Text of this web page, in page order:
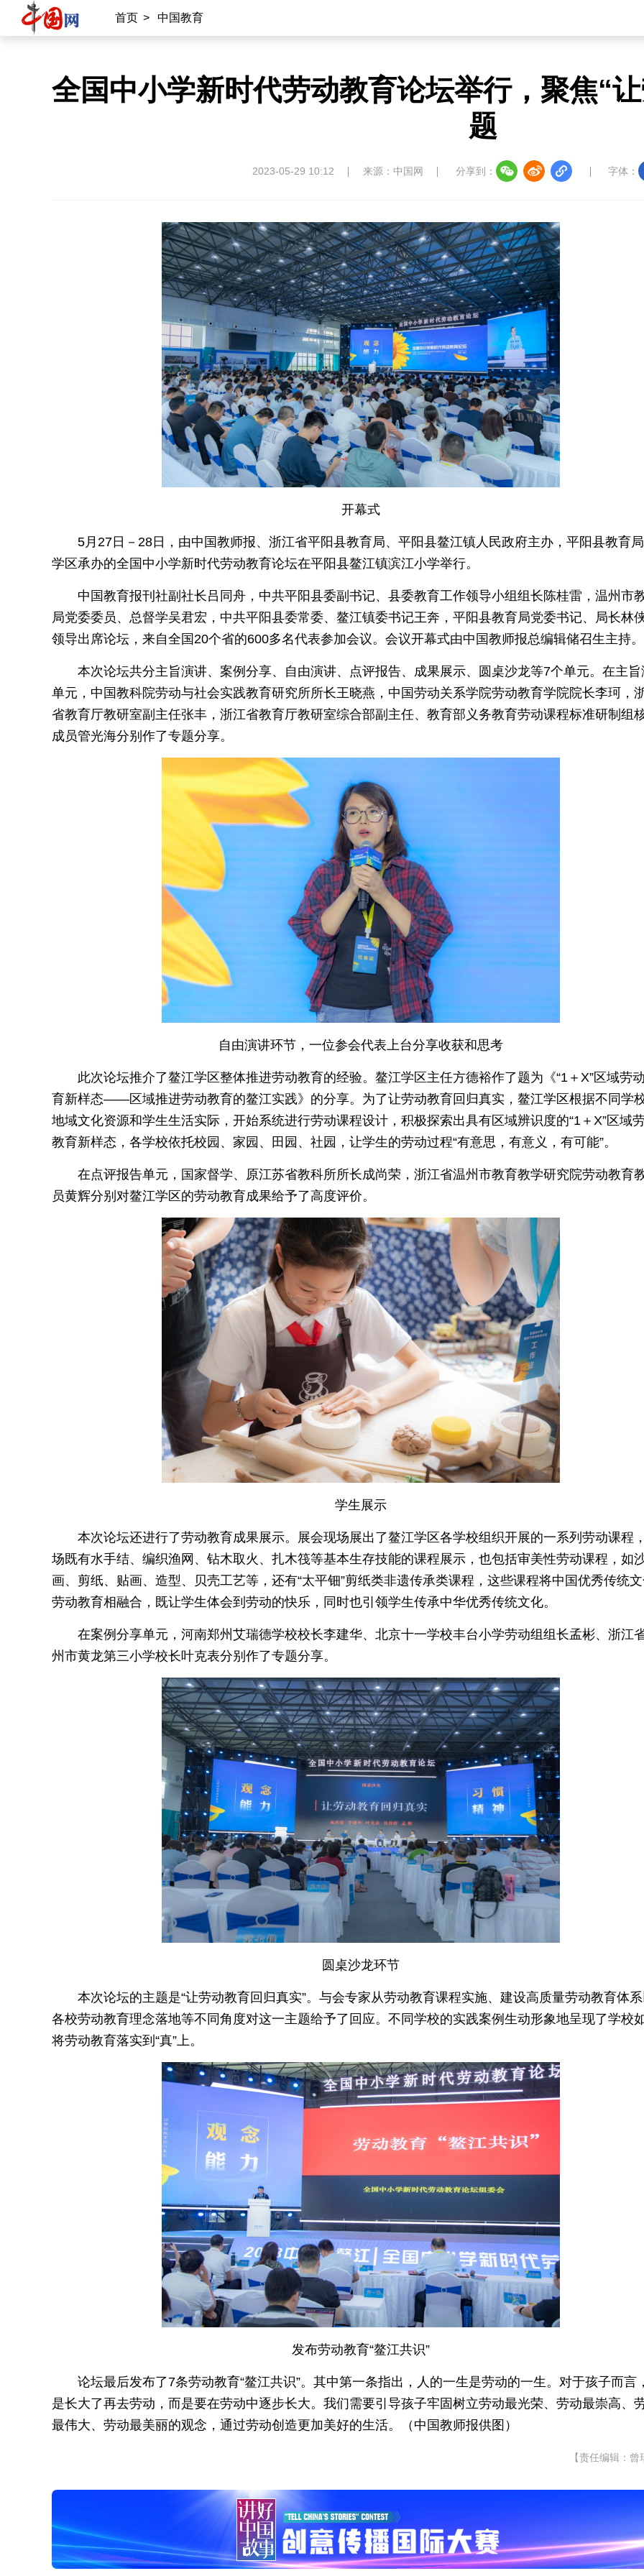
首页 > 中国教育
全国中小学新时代劳动教育论坛举行，聚焦“
题
2023-05-29 10:12 来源：中国网 分享到： 字体：
开幕式
5月27日－28日，由中国教师报、浙江省平阳县教育局、平阳县鳌江镇人民政府主办，平阳县教育
学区承办的全国中小学新时代劳动教育论坛在平阳县鳌江镇滨江小学举行。
中国教育报刊社副社长吕同舟，中共平阳县委副书记、县委教育工作领导小组组长陈桂雷，温州市
局党委委员、总督学吴君宏，中共平阳县委常委、鳌江镇委书记王奔，平阳县教育局党委书记、局长林
领导出席论坛，来自全国20个省的600多名代表参加会议。会议开幕式由中国教师报总编辑储召生主持。
本次论坛共分主旨演讲、案例分享、自由演讲、点评报告、成果展示、圆桌沙龙等7个单元。在主旨
单元，中国教科院劳动与社会实践教育研究所所长王晓燕，中国劳动关系学院劳动教育学院院长李珂，
省教育厅教研室副主任张丰，浙江省教育厅教研室综合部副主任、教育部义务教育劳动课程标准研制组
成员管光海分别作了专题分享。
自由演讲环节，一位参会代表上台分享收获和思考
此次论坛推介了鳌江学区整体推进劳动教育的经验。鳌江学区主任方德裕作了题为《“1＋X”区域劳
育新样态——区域推进劳动教育的鳌江实践》的分享。为了让劳动教育回归真实，鳌江学区根据不同学
地域文化资源和学生生活实际，开始系统进行劳动课程设计，积极探索出具有区域辨识度的“1＋X”区域
教育新样态，各学校依托校园、家园、田园、社园，让学生的劳动过程“有意思，有意义，有可能”。
在点评报告单元，国家督学、原江苏省教科所所长成尚荣，浙江省温州市教育教学研究院劳动教育
员黄辉分别对鳌江学区的劳动教育成果给予了高度评价。
学生展示
本次论坛还进行了劳动教育成果展示。展会现场展出了鳌江学区各学校组织开展的一系列劳动课程
场既有水手结、编织渔网、钻木取火、扎木筏等基本生存技能的课程展示，也包括审美性劳动课程，如
画、剪纸、贴画、造型、贝壳工艺等，还有“太平钿”剪纸类非遗传承类课程，这些课程将中国优秀传统
劳动教育相融合，既让学生体会到劳动的快乐，同时也引领学生传承中华优秀传统文化。
在案例分享单元，河南郑州艾瑞德学校校长李建华、北京十一学校丰台小学劳动组组长孟彬、浙江
州市黄龙第三小学校长叶克表分别作了专题分享。
圆桌沙龙环节
本次论坛的主题是“让劳动教育回归真实”。与会专家从劳动教育课程实施、建设高质量劳动教育体
各校劳动教育理念落地等不同角度对这一主题给予了回应。不同学校的实践案例生动形象地呈现了学校
将劳动教育落实到“真”上。
发布劳动教育“鳌江共识”
论坛最后发布了7条劳动教育“鳌江共识”。其中第一条指出，人的一生是劳动的一生。对于孩子而言
是长大了再去劳动，而是要在劳动中逐步长大。我们需要引导孩子牢固树立劳动最光荣、劳动最崇高、
最伟大、劳动最美丽的观念，通过劳动创造更加美好的生活。（中国教师报供图 ）
【责任编辑：曾